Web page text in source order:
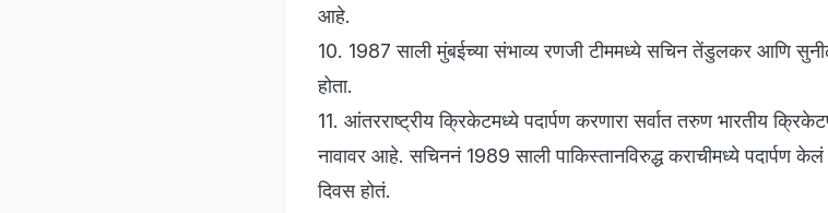
आहे.
10. 1987 साली मुंबईच्या संभाव्य रणजी टीममध्ये सचिन तेंडुलकर आणि
होता.
11. आंतरराष्ट्रीय क्रिकेटमध्ये पदार्पण करणारा सर्वात तरुण भारतीय
नावावर आहे. सचिननं 1989 साली पाकिस्तानविरुद्ध कराचीमध्ये पदार्पण
दिवस होतं.